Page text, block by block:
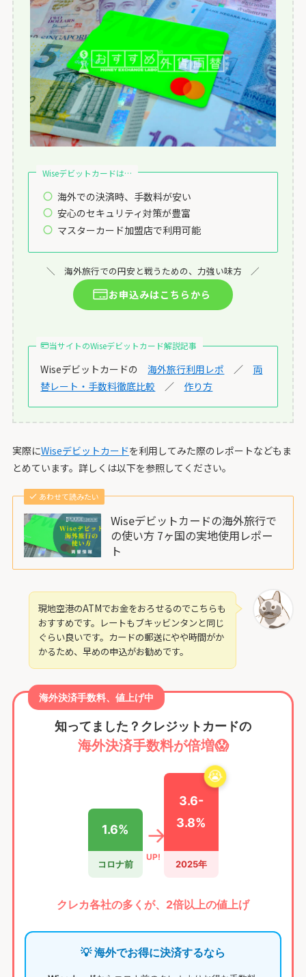
Wiseデビットカードは…
海外での決済時、手数料が安い
安心のセキュリティ対策が豊富
マスターカード加盟店で利用可能
＼ 海外旅行での円安と戦うための、力強い味方 ／
お申込みはこちらから
当サイトのWiseデビットカード解説記事
Wiseデビットカードの海外旅行利用レポ ／両
替レート・手数料徹底比較 ／ 作り方
実際にWiseデビットカードを利用してみた際のレポートなどもま
とめています。詳しくは以下を参照してください。
あわせて読みたい
Wiseデビットカードの海外旅行で
の使い方 7ヶ国の実地使用レポー
ト
現地空港のATMでお金をおろせるのでこちらも
おすすめです。レートもブキッビンタンと同じ
ぐらい良いです。カードの郵送にやや時間がか
かるため、早めの申込がお勧めです。
海外決済手数料、値上げ中
知ってました？クレジットカードの
海外決済手数料が倍増😱
1.6%
コロナ前
→
UP!
3.6-
3.8%
😭
2025年
クレカ各社の多くが、2倍以上の値上げ
💡 海外でお得に決済するなら